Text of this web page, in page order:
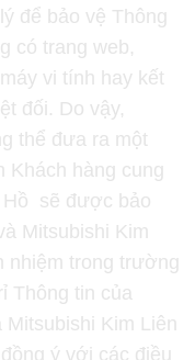
để bảo vệ Thông
có trang web,
vi tính hay kết
đối. Do vậy,
thể đưa ra một
Khách hàng cung
Hồ sẽ được bảo
Mitsubishi Kim
nhiệm trong trường
Thông tin của
Kim Liên
ý với các điều